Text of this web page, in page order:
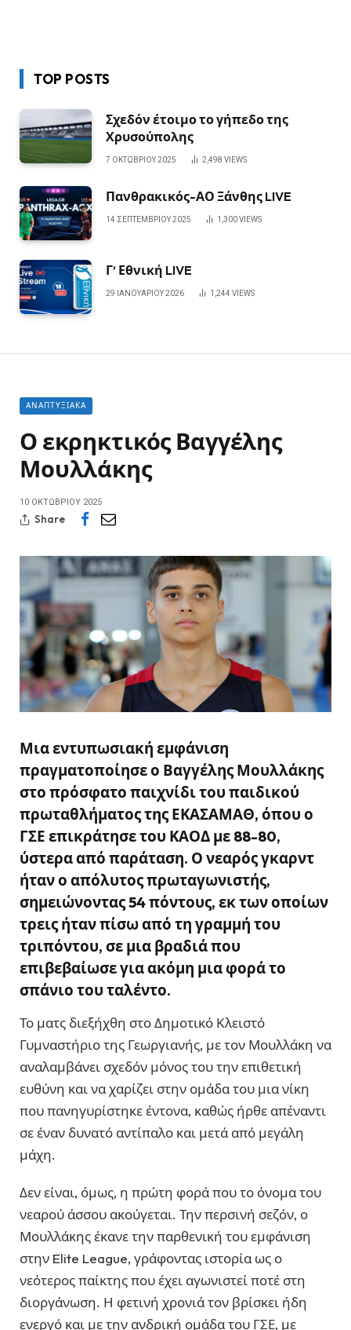
TOP POSTS
Σχεδόν έτοιμο το γήπεδο της
Χρυσούπολης
7 ΟΚΤΩΒΡΊΟΥ 2025 2,498 VIEWS
Πανθρακικός-ΑΟ Ξάνθης LIVE
14 ΣΕΠΤΕΜΒΡΊΟΥ 2025 1,300VIEWS
Γ’ Εθνική LIVE
29 ΙΑΝΟΥΑΡΊΟΥ 2026 1,244 VIEWS
ΑΝΑΠΤΥΞΙΑΚΆ
Ο εκρηκτικός Βαγγέλης
Μουλλάκης
10 ΟΚΤΩΒΡΊΟΥ 2025
Share
Μια εντυπωσιακή εμφάνιση
πραγματοποίησε ο Βαγγέλης Μουλλάκης
στο πρόσφατο παιχνίδι του παιδικού
πρωταθλήματος της ΕΚΑΣΑΜΑΘ, όπου ο
ΓΣΕ επικράτησε του ΚΑΟΔ με 88-80,
ύστερα από παράταση. Ο νεαρός γκαρντ
ήταν ο απόλυτος πρωταγωνιστής,
σημειώνοντας 54 πόντους, εκ των οποίων
τρεις ήταν πίσω από τη γραμμή του
τριπόντου, σε μια βραδιά που
επιβεβαίωσε για ακόμη μια φορά το
σπάνιο του ταλέντο.
Το ματς διεξήχθη στο Δημοτικό Κλειστό
Γυμναστήριο της Γεωργιανής, με τον Μουλλάκη να
αναλαμβάνει σχεδόν μόνος του την επιθετική
ευθύνη και να χαρίζει στην ομάδα του μια νίκη
που πανηγυρίστηκε έντονα, καθώς ήρθε απέναντι
σε έναν δυνατό αντίπαλο και μετά από μεγάλη
μάχη.
Δεν είναι, όμως, η πρώτη φορά που το όνομα του
νεαρού άσσου ακούγεται. Την περσινή σεζόν, ο
Μουλλάκης έκανε την παρθενική του εμφάνιση
στην Elite League, γράφοντας ιστορία ως ο
νεότερος παίκτης που έχει αγωνιστεί ποτέ στη
διοργάνωση. Η φετινή χρονιά τον βρίσκει ήδη
ενεργό και με την ανδρική ομάδα του ΓΣΕ, με